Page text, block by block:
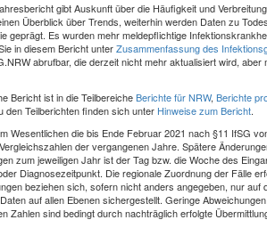
gibt Auskunft über die Häufigkeit und
Überblick über Trends, weiterhin werden Daten zu
geprägt. Es wurden mehr meldepflichtige
in diesem Bericht unterZusammenfassung des
abrufbar, die derzeit nicht mehr aktualisiert wird,
Bericht ist in die TeilbereicheBerichte für NRW, Berichte
den Teilberichten finden sich unter Hinweise zum Bericht.
Wesentlichen die bis Ende Februar 2021 nach §11 IfSG
der vergangenen Jahre. Spätere
zum jeweiligen Jahr ist der Tag bzw. die Woche des
Diagnosezeitpunkt. Die regionale Zuordnung der Fälle
beziehen sich, sofern nicht anders angegeben, nur
auf allen Ebenen sichergestellt. Geringe
Zahlen sind bedingt durch nachträglich erfolgte